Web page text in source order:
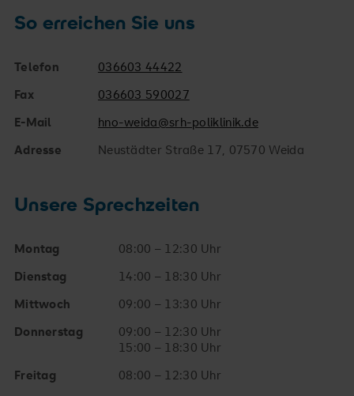
So erreichen Sie uns
Telefon
036603 44422
Fax
036603 590027
E-Mail
hno-weida@srh-poliklinik.de
Adresse
Neustädter Straße 17, 07570 Weida
Unsere Sprechzeiten
Montag
08:00 – 12:30 Uhr
Dienstag
14:00 – 18:30 Uhr
Mittwoch
09:00 – 13:30 Uhr
Donnerstag
09:00 – 12:30 Uhr
15:00 – 18:30 Uhr
Freitag
08:00 – 12:30 Uhr